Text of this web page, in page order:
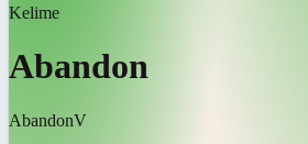
Kelime
Abandon
AbandonV